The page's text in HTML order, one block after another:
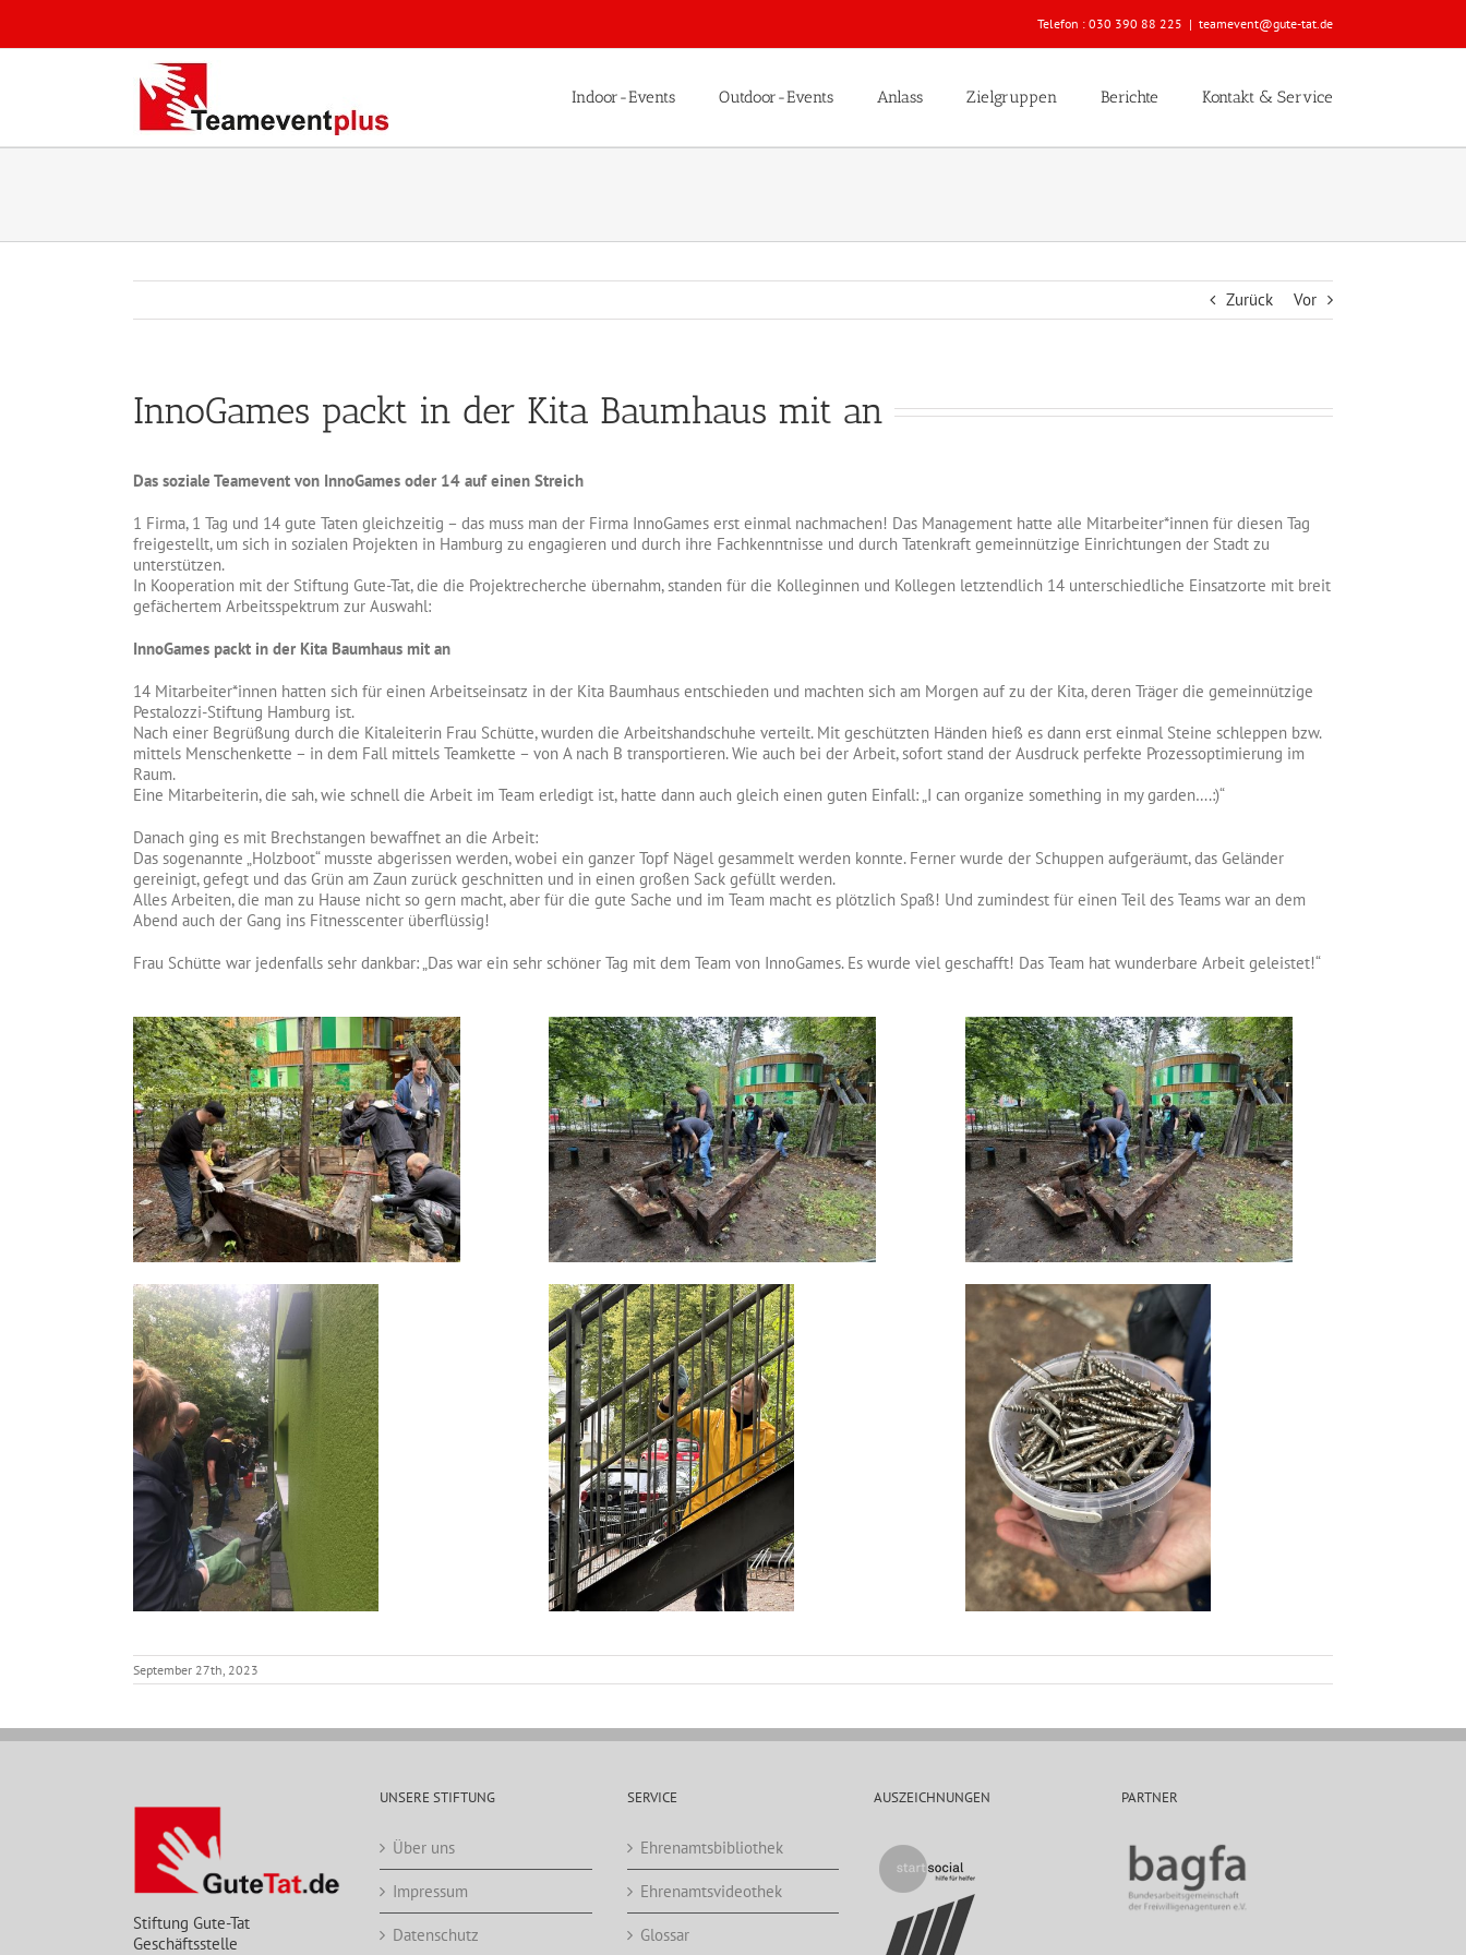
springen
Telefon : 030 390 88 225 | teamevent@gute-tat.de
Indoor-Events Outdoor-Events Anlass Zielgruppen Berichte Kontakt & Service
Zurück Vor
InnoGames packt in der Kita Baumhaus mit an
Das soziale Teamevent von InnoGames oder 14 auf einen Streich
1 Firma, 1 Tag und 14 gute Taten gleichzeitig – das muss man der Firma InnoGames erst einmal nachmachen! Das Management hatte alle Mitarbeiter*innen für diesen Tag
freigestellt, um sich in sozialen Projekten in Hamburg zu engagieren und durch ihre Fachkenntnisse und durch Tatenkraft gemeinnützige Einrichtungen der Stadt zu
unterstützen.
In Kooperation mit der Stiftung Gute-Tat, die die Projektrecherche übernahm, standen für die Kolleginnen und Kollegen letztendlich 14 unterschiedliche Einsatzorte mit breit
gefächertem Arbeitsspektrum zur Auswahl:
InnoGames packt in der Kita Baumhaus mit an
14 Mitarbeiter*innen hatten sich für einen Arbeitseinsatz in der Kita Baumhaus entschieden und machten sich am Morgen auf zu der Kita, deren Träger die gemeinnützige
Pestalozzi-Stiftung Hamburg ist.
Nach einer Begrüßung durch die Kitaleiterin Frau Schütte, wurden die Arbeitshandschuhe verteilt. Mit geschützten Händen hieß es dann erst einmal Steine schleppen bzw.
mittels Menschenkette – in dem Fall mittels Teamkette – von A nach B transportieren. Wie auch bei der Arbeit, sofort stand der Ausdruck perfekte Prozessoptimierung im
Raum.
Eine Mitarbeiterin, die sah, wie schnell die Arbeit im Team erledigt ist, hatte dann auch gleich einen guten Einfall: „I can organize something in my garden….:)“
Danach ging es mit Brechstangen bewaffnet an die Arbeit:
Das sogenannte „Holzboot“ musste abgerissen werden, wobei ein ganzer Topf Nägel gesammelt werden konnte. Ferner wurde der Schuppen aufgeräumt, das Geländer
gereinigt, gefegt und das Grün am Zaun zurück geschnitten und in einen großen Sack gefüllt werden.
Alles Arbeiten, die man zu Hause nicht so gern macht, aber für die gute Sache und im Team macht es plötzlich Spaß! Und zumindest für einen Teil des Teams war an dem
Abend auch der Gang ins Fitnesscenter überflüssig!
Frau Schütte war jedenfalls sehr dankbar: „Das war ein sehr schöner Tag mit dem Team von InnoGames. Es wurde viel geschafft! Das Team hat wunderbare Arbeit geleistet!“
September 27th, 2023
Stiftung Gute-Tat
Geschäftsstelle
UNSERE STIFTUNG
Über uns
Impressum
Datenschutz
SERVICE
Ehrenamtsbibliothek
Ehrenamtsvideothek
Glossar
AUSZEICHNUNGEN PARTNER